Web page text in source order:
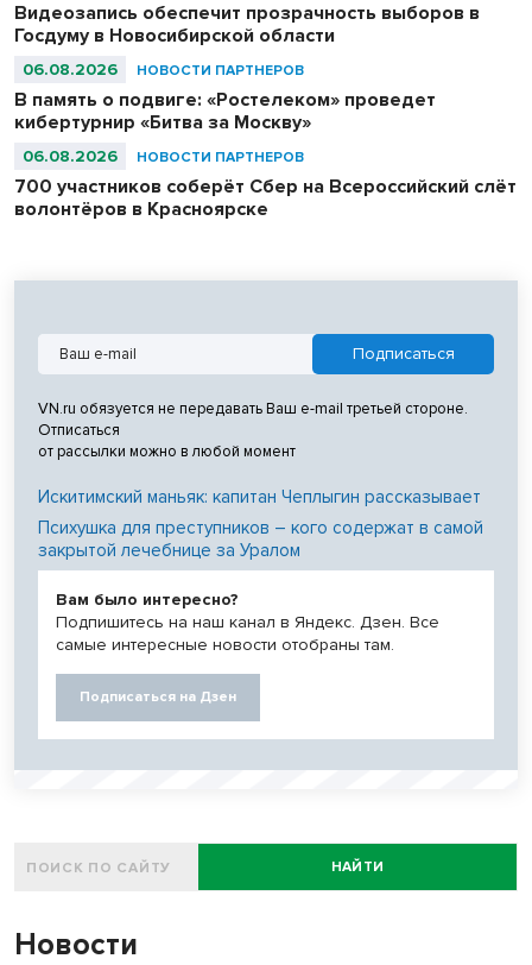
Видеозапись обеспечит прозрачность выборов в
Госдуму в Новосибирской области
06.08.2026 НОВОСТИ ПАРТНЕРОВ
В память о подвиге: «Ростелеком» проведет
кибертурнир «Битва за Москву»
06.08.2026 НОВОСТИ ПАРТНЕРОВ
700 участников соберёт Сбер на Всероссийский слёт
волонтёров в Красноярске
VN.ru обязуется не передавать Ваш e-mail третьей стороне.
Отписаться
от рассылки можно в любой момент
Искитимский маньяк: капитан Чеплыгин рассказывает
Психушка для преступников – кого содержат в самой
закрытой лечебнице за Уралом
Вам было интересно?
Подпишитесь на наш канал в Яндекс. Дзен. Все
самые интересные новости отобраны там.
Подписаться на Дзен
НАЙТИ
Новости